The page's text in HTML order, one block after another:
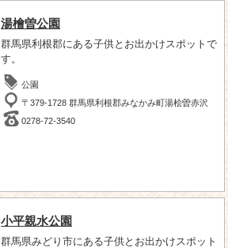
湯檜曽公園
群馬県利根郡にある子供とお出かけスポットで
す。
公園
〒379-1728 群馬県利根郡みなかみ町湯桧曽赤沢
0278-72-3540
小平親水公園
群馬県みどり市にある子供とお出かけスポット